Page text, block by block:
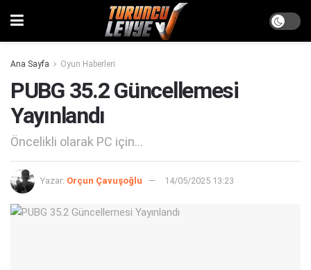
Ana Sayfa Oyun Haberleri
PUBG 35.2 Güncellemesi
Yayınlandı
Öncelikli olarak PC için...
Yazar: Orçun Çavuşoğlu 14/05/2025 13:23